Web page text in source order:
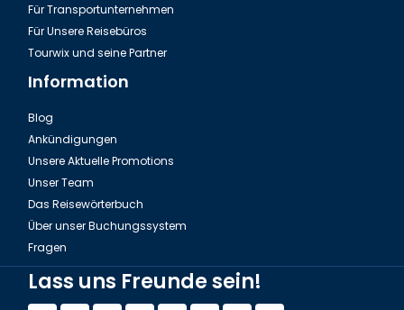
Für Transportunternehmen
Für Unsere Reisebüros
Tourwix und seine Partner
Information
Blog
Ankündigungen
Unsere Aktuelle Promotions
Unser Team
Das Reisewörterbuch
Über unser Buchungssystem
Fragen
Lass uns Freunde sein!